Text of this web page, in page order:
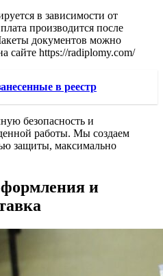
в зависимости от
производится после
документов можно
сайте https://radiplomy.com/
в реестр
безопасность и
работы. Мы создаем
защиты, максимально
и